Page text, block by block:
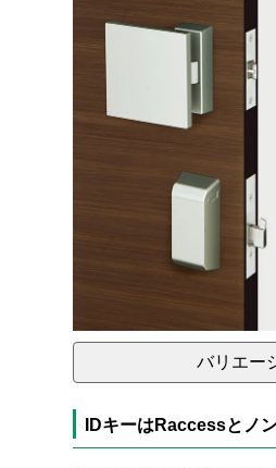
バリエー
IDキーはRaccessとノ